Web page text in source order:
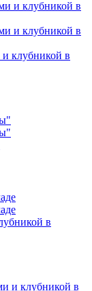
клубникой в
в